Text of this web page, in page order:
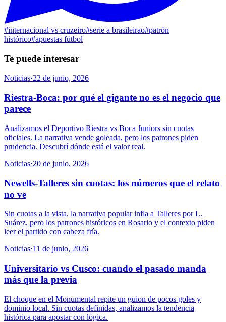
#internacional vs cruzeiro#serie a brasileirao#patrón
histórico#apuestas fútbol
Te puede interesar
Noticias·22 de junio, 2026
Riestra-Boca: por qué el gigante no es el negocio que
parece
Analizamos el Deportivo Riestra vs Boca Juniors sin cuotas
oficiales. La narrativa vende goleada, pero los patrones piden
prudencia. Descubrí dónde está el valor real.
Noticias·20 de junio, 2026
Newells-Talleres sin cuotas: los números que el relato
no ve
Sin cuotas a la vista, la narrativa popular infla a Talleres por L.
Suárez, pero los patrones históricos en Rosario y el contexto piden
leer el partido con cabeza fría.
Noticias·11 de junio, 2026
Universitario vs Cusco: cuando el pasado manda
más que la previa
El choque en el Monumental repite un guion de pocos goles y
dominio local. Sin cuotas definidas, analizamos la tendencia
histórica para apostar con lógica.